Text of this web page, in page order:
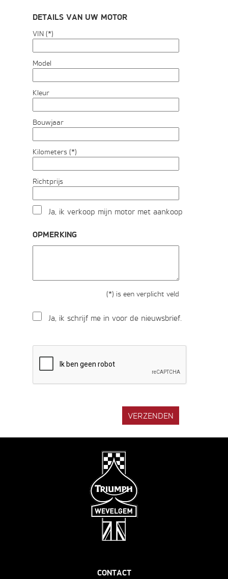
DETAILS VAN UW MOTOR
VIN (*)
Model
Kleur
Bouwjaar
Kilometers (*)
Richtprijs
Ja, ik verkoop mijn motor met aankoop
OPMERKING
(*) is een verplicht veld
Ja, ik schrijf me in voor de nieuwsbrief.
CONTACT